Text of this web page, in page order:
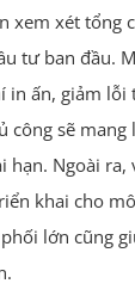
xem xét tổng
tư ban đầu.
in ấn, giảm lỗi
công sẽ
hạn. Ngoài ra,
khai cho
lớn cũng